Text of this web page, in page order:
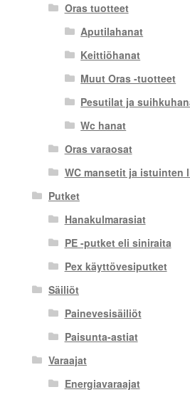
Oras tuotteet
Aputilahanat
Keittiöhanat
Muut Oras -tuotteet
Pesutilat ja
Wc hanat
Oras varaosat
WC mansetit ja istuinten
Putket
Hanakulmarasiat
PE -putket eli siniraita
Pex käyttövesiputket
Säiliöt
Painevesisäiliöt
Paisunta-astiat
Varaajat
Energiavaraajat